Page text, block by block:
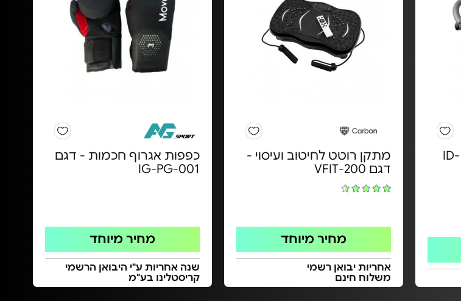
חישוק הולה הופ - דגם ID-
מתקן רוטט לחיטוב ועיסוי -
דגם VFIT-200
מחיר מיוחד
אחריות יבואן רשמי
משלוח חינם
כפפות אגרוף חכמות - דגם
IG-PG-001
מחיר מיוחד
שנה אחריות ע"י היבואן הרשמי
קריסטלינו בע"מ